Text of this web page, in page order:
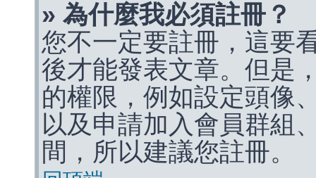
» 為什麼我必須註冊？
您不一定要註冊，這要
後才能發表文章。但是
的權限，例如設定頭像
以及申請加入會員群組
間，所以建議您註冊。